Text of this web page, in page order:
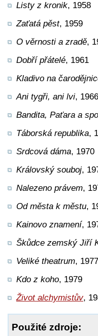
Listy z kronik, 1958
Zaťatá pěst, 1959
O věrnosti a zradě,
Dobří přátelé, 1961
Kladivo na
Ani tygři, ani lvi, 1966
Bandita, Paťara a
Táborská republika,
Srdcová dáma, 1970
Královský souboj,
Nalezeno právem,
Od města k městu,
Kainovo znamení,
Škůdce zemský Jiří
Veliké theatrum, 1977
Kdo z koho, 1979
Život alchymistův,
Použité zdroje: